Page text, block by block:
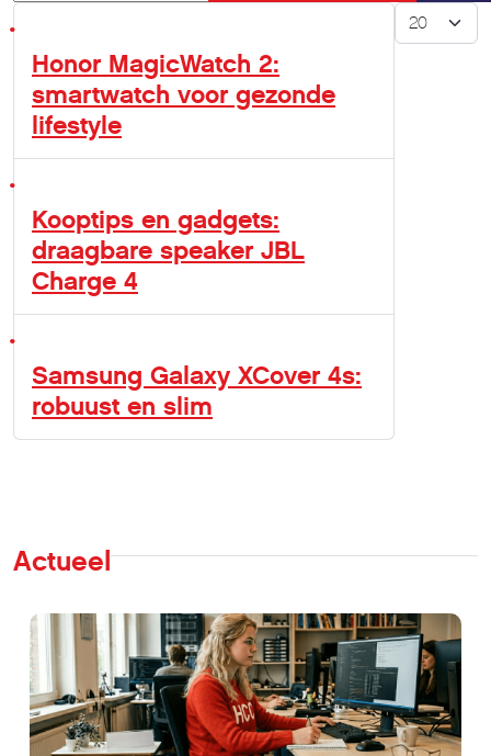
Toon #
Honor MagicWatch 2:
smartwatch voor gezonde
lifestyle
Kooptips en gadgets:
draagbare speaker JBL
Charge 4
Samsung Galaxy XCover 4s:
robuust en slim
Actueel